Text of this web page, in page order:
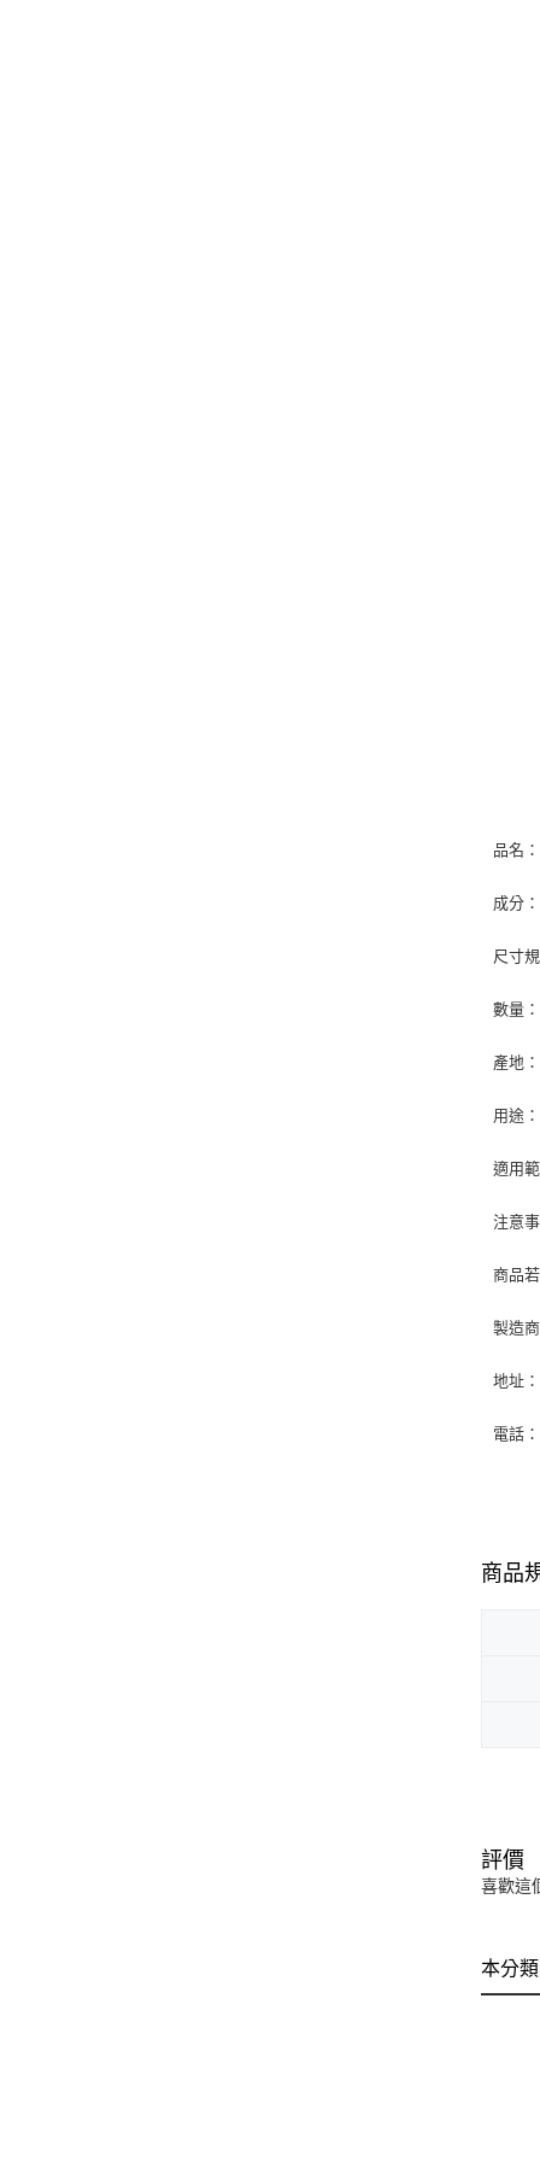
品名
成分
尺寸
數量
產地
用途
適用
注意
商品
製造
地址
電話
商品
評價
喜歡這
本分